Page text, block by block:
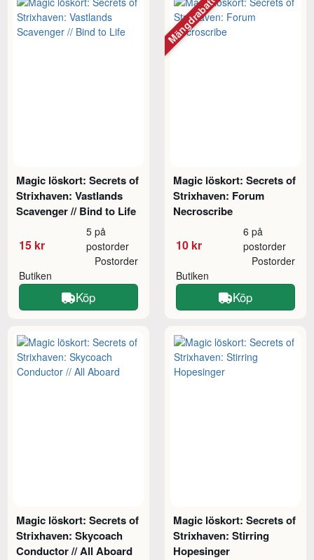
Magic löskort: Secrets of
Strixhaven: Vastlands
Scavenger // Bind to Life
15 kr
5 på
postorder
Butiken
Postorder
Köp
Magic löskort: Secrets of
Strixhaven: Forum
Necroscribe
10 kr
6 på
postorder
Butiken
Postorder
Köp
Mängdrabatt
Magic löskort: Secrets of
Strixhaven: Skycoach
Conductor // All Aboard
Magic löskort: Secrets of
Strixhaven: Stirring
Hopesinger